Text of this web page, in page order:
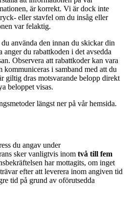
är korrekt. Vi är dock inte
eller stavfel om du insåg eller
var felaktig.
använda den innan du skickar din
anger du rabattkoden i det avsedda
Observera att rabattkoder kan vara
i samband med att du
giltig dras motsvarande belopp direkt
beloppet visas.
längst ner på vår hemsida.
du angav under
sker vanligtvis inom två till fem
har mottagits, om inget
efter att leverera inom angiven tid
tid på grund av oförutsedda